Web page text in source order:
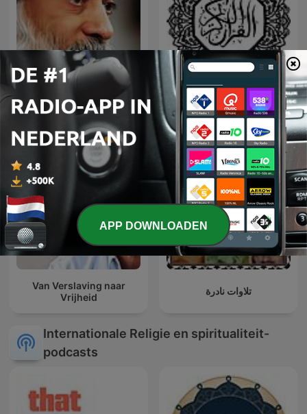
Osho Hindi Podcast قراءت خاشعة - قرآن كريم
Van Verslaving naar
Vrijheid
تلاوات نادرة
Internationale Religie en spiritualiteit-
podcasts
APP DOWNLOADEN